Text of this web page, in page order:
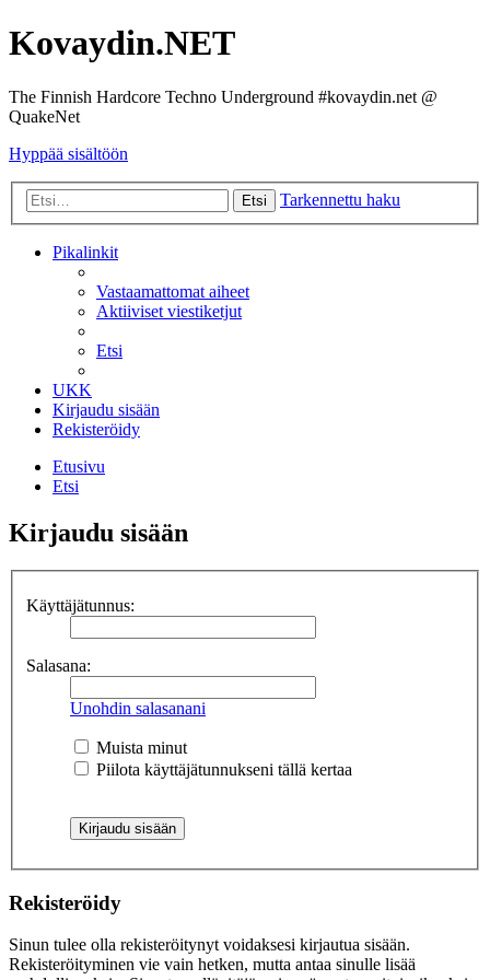
Kovaydin.NET
The Finnish Hardcore Techno Underground #kovaydin.net @
QuakeNet
Hyppää sisältöön
Etsi Tarkennettu haku
Pikalinkit
Vastaamattomat aiheet
Aktiiviset viestiketjut
Etsi
UKK
Kirjaudu sisään
Rekisteröidy
Etusivu
Etsi
Kirjaudu sisään
Käyttäjätunnus:
Salasana:
Unohdin salasanani
Muista minut
Piilota käyttäjätunnukseni tällä kertaa
Rekisteröidy
Sinun tulee olla rekisteröitynyt voidaksesi kirjautua sisään.
Rekisteröityminen vie vain hetken, mutta antaa sinulle lisää